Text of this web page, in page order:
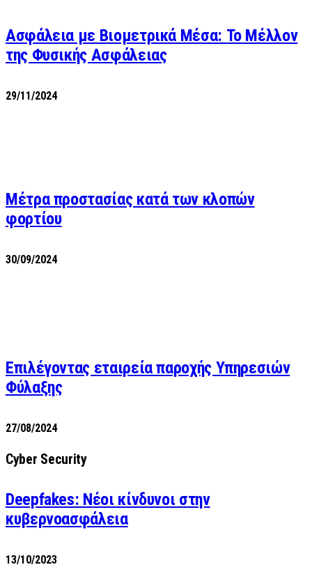
Ασφάλεια με Βιομετρικά Μέσα: Το Μέλλον
της Φυσικής Ασφάλειας
29/11/2024
Μέτρα προστασίας κατά των κλοπών
φορτίου
30/09/2024
Επιλέγοντας εταιρεία παροχής Υπηρεσιών
Φύλαξης
27/08/2024
Cyber Security
Deepfakes: Νέοι κίνδυνοι στην
κυβερνοασφάλεια
13/10/2023